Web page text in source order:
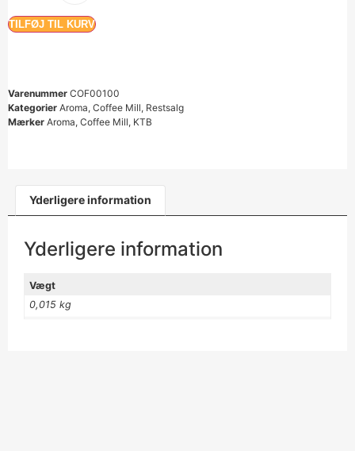
TILFØJ TIL KURV
Varenummer COF00100
Kategorier Aroma, Coffee Mill, Restsalg
Mærker Aroma, Coffee Mill, KTB
Yderligere information
Yderligere information
Vægt
0,015 kg